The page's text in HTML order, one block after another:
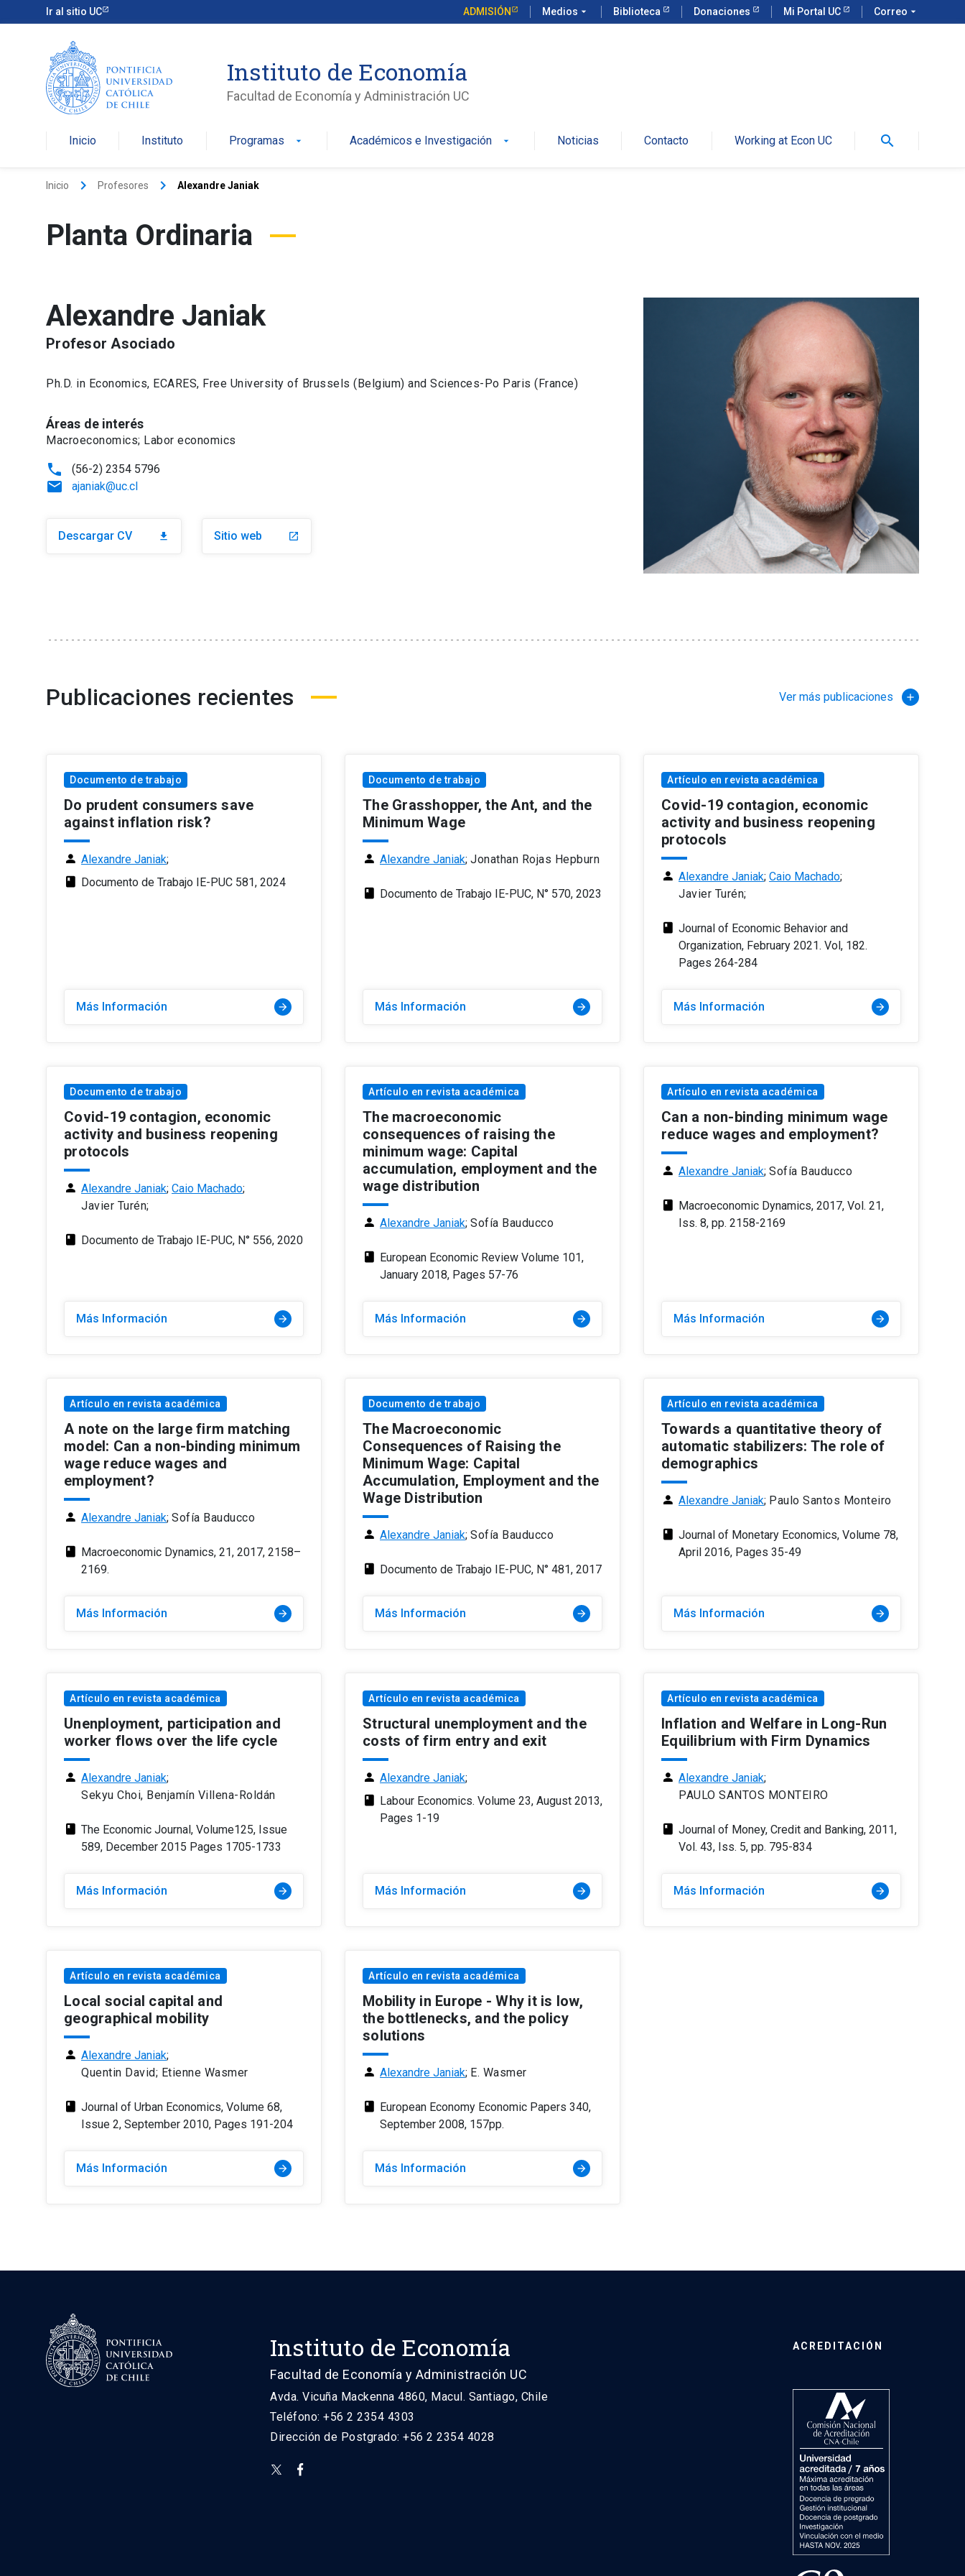
Ir al sitio UC ADMISIÓN Medios arrow_drop_down Biblioteca Donaciones Mi Portal UC Correo arrow_drop_down
Instituto de Economía
Facultad de Economía y Administración UC
Inicio Instituto Programas arrow_drop_down Académicos e Investigación arrow_drop_down Noticias Contacto Working at Econ UC search
Inicio keyboard_arrow_right Profesores keyboard_arrow_right Alexandre Janiak
Planta Ordinaria
Alexandre Janiak
Profesor Asociado
Ph.D. in Economics, ECARES, Free University of Brussels (Belgium) and Sciences-Po Paris (France)
Áreas de interés
Macroeconomics; Labor economics
phone (56-2) 2354 5796
email ajaniak@uc.cl
Descargar CV download Sitio web launch
Publicaciones recientes Ver más publicaciones
Documento de trabajo
Do prudent consumers save
against inflation risk?
person Alexandre Janiak;
class Documento de Trabajo IE-PUC 581, 2024
Más Información arrow_forward
Documento de trabajo
The Grasshopper, the Ant, and the
Minimum Wage
person Alexandre Janiak; Jonathan Rojas Hepburn
class Documento de Trabajo IE-PUC, N° 570, 2023
Más Información arrow_forward
Artículo en revista académica
Covid-19 contagion, economic
activity and business reopening
protocols
person Alexandre Janiak; Caio Machado;
Javier Turén;
class
Journal of Economic Behavior and
Organization, February 2021. Vol, 182.
Pages 264-284
Más Información arrow_forward
Documento de trabajo
Covid-19 contagion, economic
activity and business reopening
protocols
person Alexandre Janiak; Caio Machado;
Javier Turén;
class Documento de Trabajo IE-PUC, N° 556, 2020
Más Información arrow_forward
Artículo en revista académica
The macroeconomic
consequences of raising the
minimum wage: Capital
accumulation, employment and the
wage distribution
person Alexandre Janiak; Sofía Bauducco
class
European Economic Review Volume 101,
January 2018, Pages 57-76
Más Información arrow_forward
Artículo en revista académica
Can a non-binding minimum wage
reduce wages and employment?
person Alexandre Janiak; Sofía Bauducco
class
Macroeconomic Dynamics, 2017, Vol. 21,
Iss. 8, pp. 2158-2169
Más Información arrow_forward
Artículo en revista académica
A note on the large firm matching
model: Can a non-binding minimum
wage reduce wages and
employment?
person Alexandre Janiak; Sofía Bauducco
class
Macroeconomic Dynamics, 21, 2017, 2158–
2169.
Más Información arrow_forward
Documento de trabajo
The Macroeconomic
Consequences of Raising the
Minimum Wage: Capital
Accumulation, Employment and the
Wage Distribution
person Alexandre Janiak; Sofía Bauducco
class Documento de Trabajo IE-PUC, N° 481, 2017
Más Información arrow_forward
Artículo en revista académica
Towards a quantitative theory of
automatic stabilizers: The role of
demographics
person Alexandre Janiak; Paulo Santos Monteiro
class
Journal of Monetary Economics, Volume 78,
April 2016, Pages 35-49
Más Información arrow_forward
Artículo en revista académica
Unenployment, participation and
worker flows over the life cycle
person Alexandre Janiak;
Sekyu Choi, Benjamín Villena-Roldán
class
The Economic Journal, Volume125, Issue
589, December 2015 Pages 1705-1733
Más Información arrow_forward
Artículo en revista académica
Structural unemployment and the
costs of firm entry and exit
person Alexandre Janiak;
class
Labour Economics. Volume 23, August 2013,
Pages 1-19
Más Información arrow_forward
Artículo en revista académica
Inflation and Welfare in Long-Run
Equilibrium with Firm Dynamics
person Alexandre Janiak;
PAULO SANTOS MONTEIRO
class
Journal of Money, Credit and Banking, 2011,
Vol. 43, Iss. 5, pp. 795-834
Más Información arrow_forward
Artículo en revista académica
Local social capital and
geographical mobility
person Alexandre Janiak;
Quentin David; Etienne Wasmer
class
Journal of Urban Economics, Volume 68,
Issue 2, September 2010, Pages 191-204
Más Información arrow_forward
Artículo en revista académica
Mobility in Europe - Why it is low,
the bottlenecks, and the policy
solutions
person Alexandre Janiak; E. Wasmer
class
European Economy Economic Papers 340,
September 2008, 157pp.
Más Información arrow_forward
Instituto de Economía
Facultad de Economía y Administración UC
Avda. Vicuña Mackenna 4860, Macul. Santiago, Chile
Teléfono: +56 2 2354 4303
Dirección de Postgrado: +56 2 2354 4028
ACREDITACIÓN